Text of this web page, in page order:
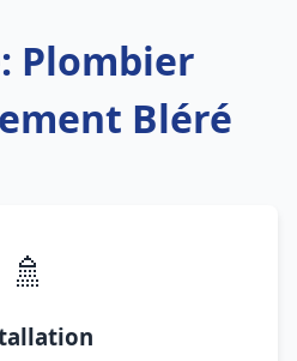
Plombier
Bléré
🚿